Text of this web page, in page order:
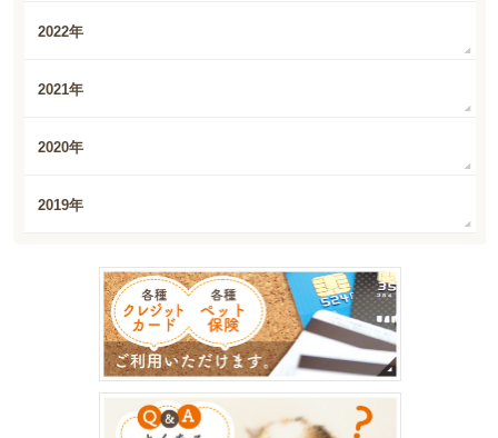
2022年
2021年
2020年
2019年